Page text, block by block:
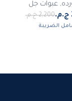
,عبوات جل
‏2,200 ج.م.‏
الضريبة